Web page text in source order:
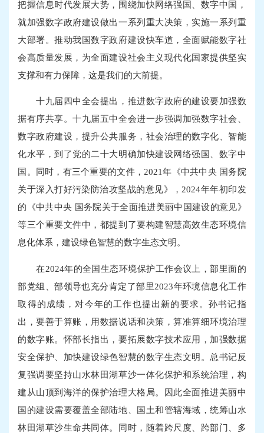
把握信息时代发展大势，围绕加快网络强国、数字中国，
就加强数字政府建设做出一系列重大决策，实施一系列重
大部署。推动我国数字政府建设快车道，全面赋能数字社
会高质量发展，为全面建设社会主义现代化国家提供坚实
支撑和有力保障，这是我们的大前提。
十九届四中全会提出，推进数字政府的建设要加强数
据有序共享。十九届五中全会进一步强调加强数字社会、
数字政府建设，提升公共服务，社会治理的数字化、智能
化水平，到了党的二十大明确加快建设网络强国、数字中
国。同时，有三个重要的文件，2021年《中共中央 国务院
关于深入打好污染防治攻坚战的意见》，2024年年初印发
的《中共中央 国务院关于全面推进美丽中国建设的意见》
等三个重要文件中，都提到了要构建智慧高效生态环境信
息化体系，建设绿色智慧的数字生态文明。
在2024年的全国生态环境保护工作会议上，部里面的
部党组、部领导也充分肯定了部里2023年环境信息化工作
取得的成绩，对今年的工作也提出新的要求。孙书记指
出，要善于算账，用数据说话和决策，算准算细环境治理
的数字账。怀部长指出，要拓展数字技术应用，加强数据
安全保护、加快建设绿色智慧的数字生态文明。总书记反
复强调要坚持山水林田湖草沙一体化保护和系统治理，构
建从山顶到海洋的保护治理大格局。因此全面推进美丽中
国的建设需要覆盖全部陆地、国土和管辖海域，统筹山水
林田湖草沙生命共同体。同时，随着跨尺度、跨部门、多